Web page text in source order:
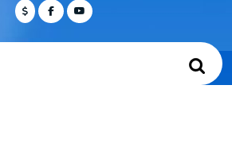
Facebook
TwitterYoutube